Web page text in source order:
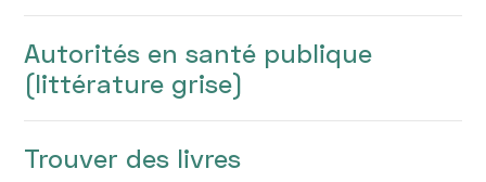
Autorités en santé publique
(littérature grise)
Trouver des livres